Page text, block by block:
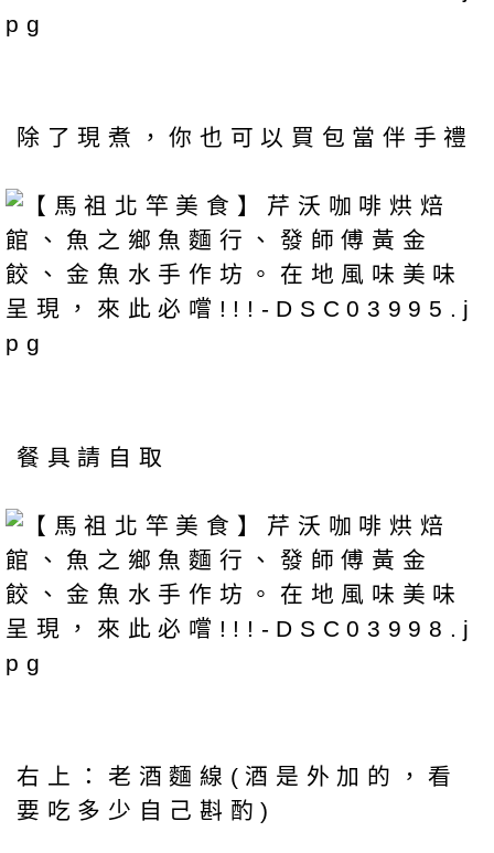
除了現煮，你也可以買包當伴手禮
餐具請自取
右上：老酒麵線(酒是外加的，看
要吃多少自己斟酌)